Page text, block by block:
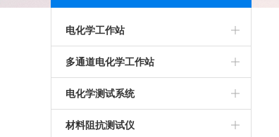
电化学工作站
多通道电化学工作站
高精度电化学工作站
多功能电化学工作站
多通道电化学工作站
美国普林斯顿多通道电化学工作站
英国输力强多通道电化学工作站
电化学测试系统
多通道电化学测试系统
材料阻抗测试仪